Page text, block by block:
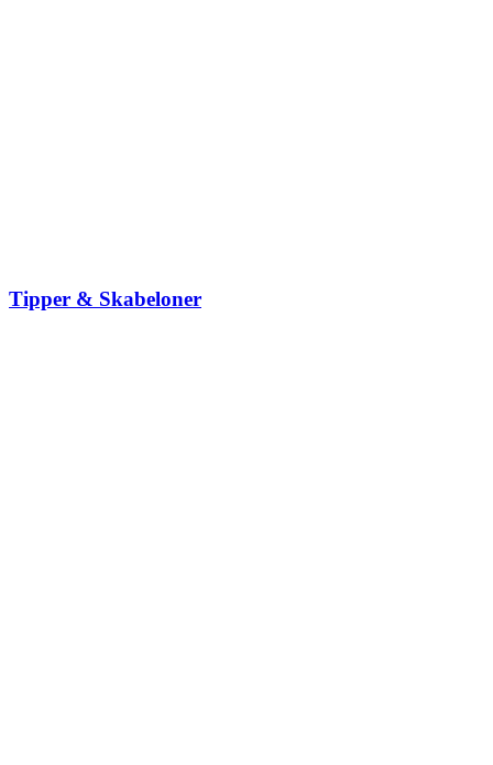
Tipper & Skabeloner